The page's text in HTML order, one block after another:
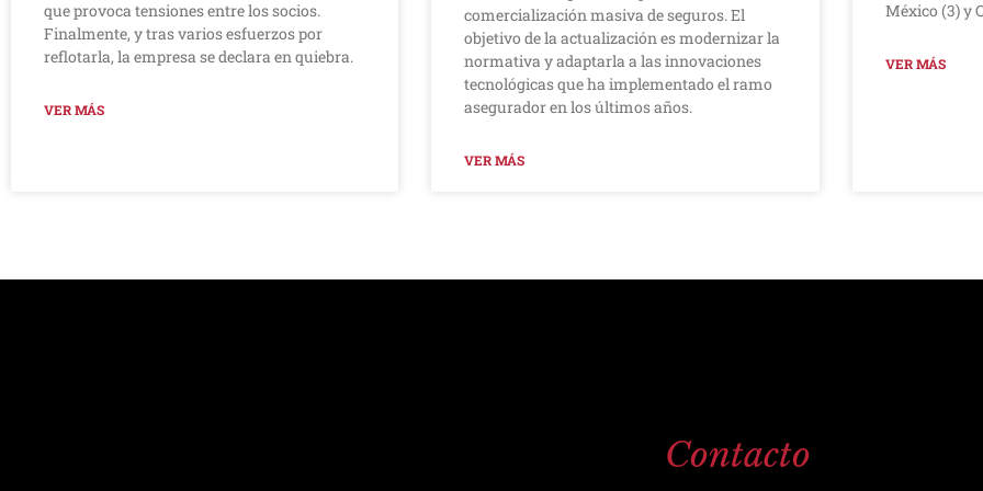
que provoca tensiones entre los socios.
Finalmente, y tras varios esfuerzos por
reflotarla, la empresa se declara en quiebra.
VER MÁS
comercialización masiva de seguros. El
objetivo de la actualización es modernizar la
normativa y adaptarla a las innovaciones
tecnológicas que ha implementado el ramo
asegurador en los últimos años.
VER MÁS
México (3) y
VER MÁS
Contacto